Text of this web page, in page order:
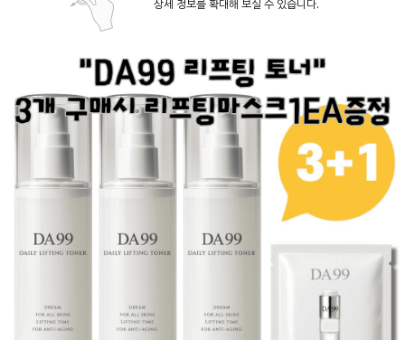
상세 정보를 확대해 보실 수 있습니다.